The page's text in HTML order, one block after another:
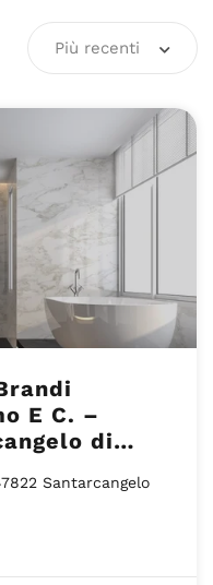
Più recenti
E C. –
di
Santarcangelo